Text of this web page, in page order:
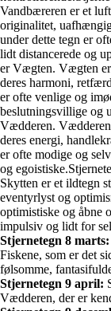
Vandbæreren er et
originalitet,
under dette tegn er
lidt distancerede og
er Vægten. Vægten er
deres harmoni,
er ofte venlige og
beslutningsvillige og
Vædderen. Vædderen
deres energi,
er ofte modige og
og
Skytten er et ildtegn
eventyrlyst og
optimistiske og åbne
impulsiv og lidt for
Stjernetegn 8 marts:
Fiskene, som er det
følsomme,
Stjernetegn 9 april:
Vædderen, der er